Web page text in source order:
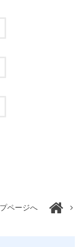
プページへ